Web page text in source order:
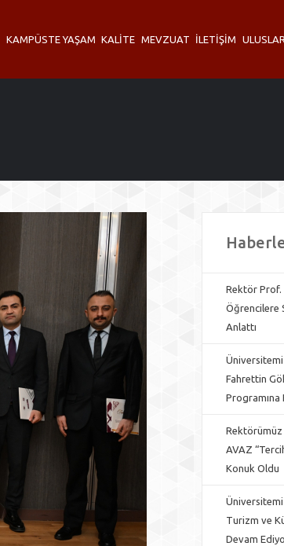
KAMPÜSTE YAŞAM KALİTE MEVZUAT İLETİŞİM
Rektör Prof.
Öğrencilere
Anlattı
Fahrettin
Programına
Rektörümüz
AVAZ
Konuk Oldu
Turizm ve
Devam